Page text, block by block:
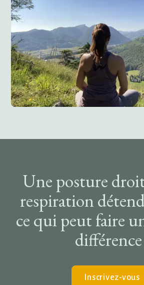
Une posture
respiration
ce qui peut faire
Inscrivez-vous